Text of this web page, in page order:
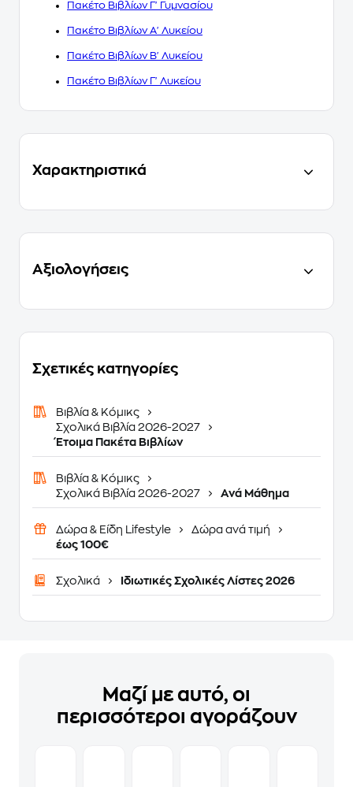
Πακέτο Βιβλίων Γ' Γυμνασίου
Πακέτο Βιβλίων Α' Λυκείου
Πακέτο Βιβλίων Β' Λυκείου
Πακέτο Βιβλίων Γ' Λυκείου
Χαρακτηριστικά
Αξιολογήσεις
Σχετικές κατηγορίες
Βιβλία & Κόμικς
Σχολικά Βιβλία 2026-2027
Έτοιμα Πακέτα Βιβλίων
Βιβλία & Κόμικς
Σχολικά Βιβλία 2026-2027
Ανά Μάθημα
Δώρα & Είδη Lifestyle
Δώρα ανά τιμή
έως 100€
Σχολικά Ιδιωτικές Σχολικές Λίστες 2026
Μαζί με αυτό, οι
περισσότεροι αγοράζουν